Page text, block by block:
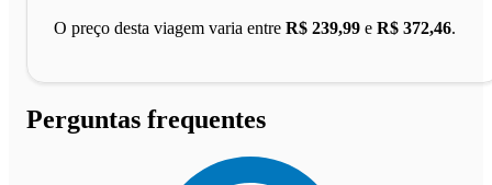
O preço desta viagem varia entre R$ 239,99 e R$ 372,46.
Perguntas frequentes